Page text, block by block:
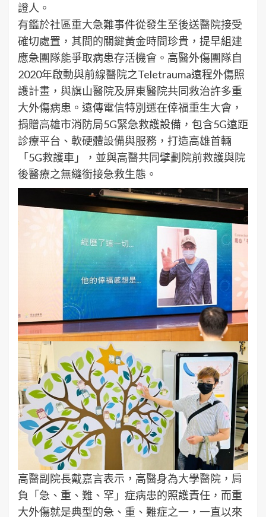
證人。
有鑑於社區重大急難事件從發生至後送醫院接受
確切處置，其間的關鍵黃金時間珍貴，提早組建
應急團隊能爭取病患存活機會。高醫外傷團隊自
2020年啟動與前線醫院之Teletrauma遠程外傷照
護計畫，與旗山醫院及屏東醫院共同救治許多重
大外傷病患。遠傳電信特別選在倖福重生大會，
捐贈高雄市消防局5G緊急救護設備，包含5G遠距
診療平台、軟硬體設備與服務，打造高雄首輛
「5G救護車」，並與高醫共同擘劃院前救護與院
後醫療之無縫銜接急救生態。
高醫副院長戴嘉言表示，高醫身為大學醫院，肩
負「急、重、難、罕」症病患的照護責任，而重
大外傷就是典型的急、重、難症之一，一直以來